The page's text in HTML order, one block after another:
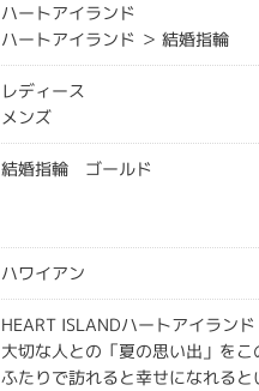
ハートアイランド
ハートアイランド ＞ 結婚指輪
レディース
メンズ
結婚指輪 ゴールド
ハワイアン
HEART ISLANDハートアイランド
大切な人との「夏の思い出」を
ふたりで訪れると幸せになれる